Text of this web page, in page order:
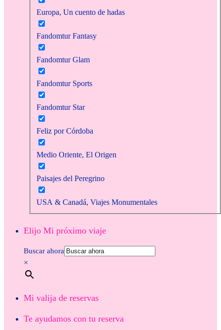
Europa, Un cuento de hadas
Fandomtur Fantasy
Fandomtur Glam
Fandomtur Sports
Fandomtur Star
Feliz por Córdoba
Medio Oriente, El Origen
Paisajes del Peregrino
USA & Canadá, Viajes Monumentales
Elijo Mi próximo viaje
Buscar ahora
×
Mi valija de reservas
Te ayudamos con tu reserva